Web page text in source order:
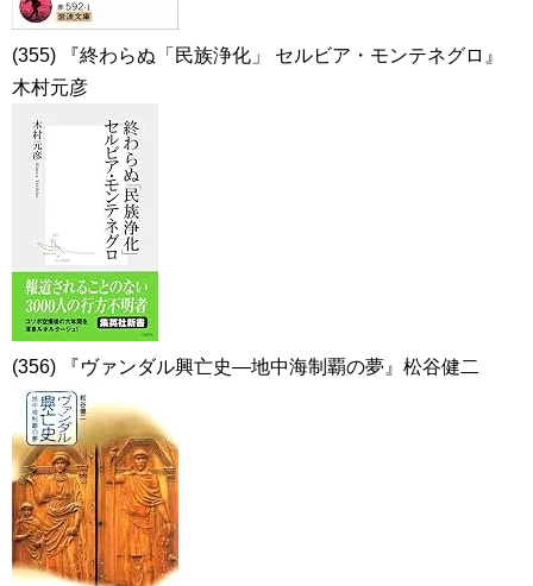
(355) 『終わらぬ「民族浄化」 セルビア・モンテネグロ』
木村元彦
(356) 『ヴァンダル興亡史―地中海制覇の夢』松谷健二